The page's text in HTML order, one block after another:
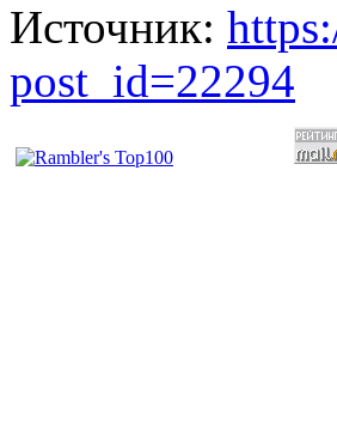
Источник:
post_id=22294